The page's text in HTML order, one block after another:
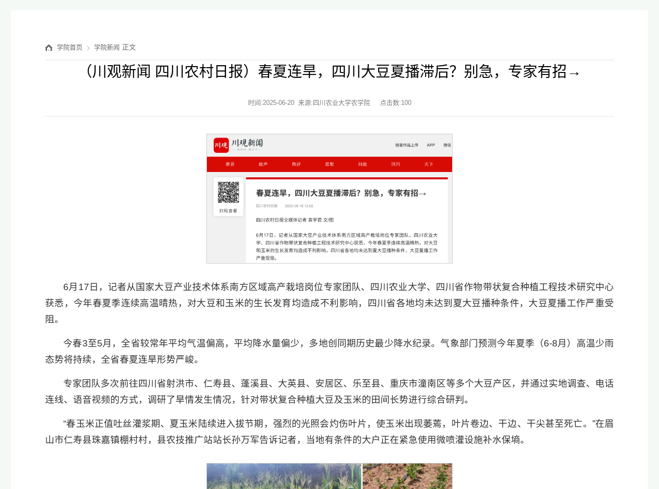
学院首页 学院新闻 正文
（川观新闻 四川农村日报）春夏连旱，四川大豆夏播滞后？别急，专家有招→
时间:2025-06-20 来源:四川农业大学农学院 点击数:100
6月17日，记者从国家大豆产业技术体系南方区域高产栽培岗位专家团队、四川农业大学、四川省作物带状复合种植工程技术研究中心
获悉，今年春夏季连续高温晴热，对大豆和玉米的生长发育均造成不利影响，四川省各地均未达到夏大豆播种条件，大豆夏播工作严重受
阻。
今春3至5月，全省较常年平均气温偏高，平均降水量偏少，多地创同期历史最少降水纪录。气象部门预测今年夏季（6-8月）高温少雨
态势将持续，全省春夏连旱形势严峻。
专家团队多次前往四川省射洪市、仁寿县、蓬溪县、大英县、安居区、乐至县、重庆市潼南区等多个大豆产区，并通过实地调查、电话
连线、语音视频的方式，调研了旱情发生情况，针对带状复合种植大豆及玉米的田间长势进行综合研判。
“春玉米正值吐丝灌浆期、夏玉米陆续进入拔节期，强烈的光照会灼伤叶片，使玉米出现萎蔫，叶片卷边、干边、干尖甚至死亡。”在眉
山市仁寿县珠嘉镇棚村村，县农技推广站站长孙万军告诉记者，当地有条件的大户正在紧急使用微喷灌设施补水保墒。